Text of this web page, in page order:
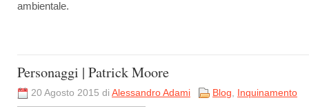
ambientale.
Personaggi | Patrick Moore
20 Agosto 2015 di Alessandro Adami Blog, Inquinamento